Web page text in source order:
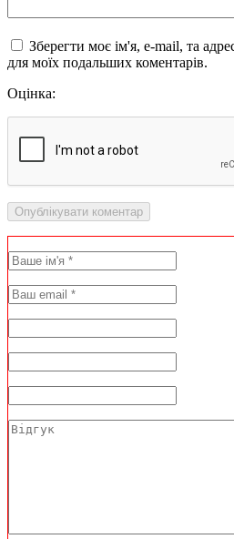
Зберегти моє ім'я, e-mail, та
для моїх подальших коментарів.
Оцінка: